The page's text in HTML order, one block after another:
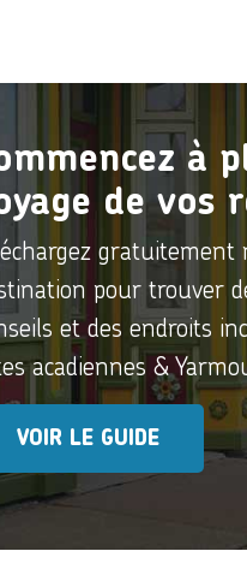
à
de vos
gratuitement
pour trouver
et des endroits
acadiennes &
VOIR LE GUIDE